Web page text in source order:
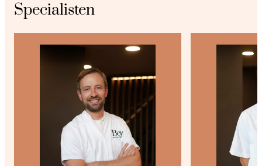
Specialisten